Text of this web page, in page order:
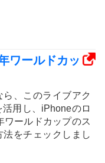
ワールドカッ
、このライブアク
用し、iPhoneのロ
ワールドカップのス
法をチェックしまし